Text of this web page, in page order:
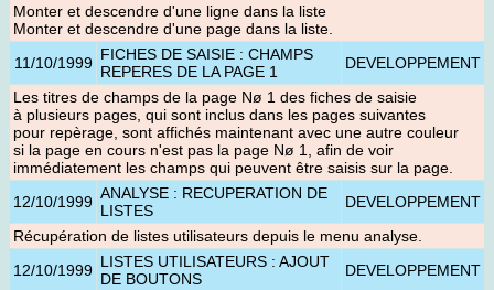
Monter et descendre d'une ligne dans la liste
Monter et descendre d'une page dans la liste.
11/10/1999 FICHES DE SAISIE : CHAMPS
REPERES DE LA PAGE 1
DEVELOPPEMENT
Les titres de champs de la page Nø 1 des fiches de saisie
à plusieurs pages, qui sont inclus dans les pages suivantes
pour repèrage, sont affichés maintenant avec une autre couleur
si la page en cours n'est pas la page Nø 1, afin de voir
immédiatement les champs qui peuvent être saisis sur la page.
12/10/1999 ANALYSE : RECUPERATION DE
LISTES
DEVELOPPEMENT
Récupération de listes utilisateurs depuis le menu analyse.
12/10/1999 LISTES UTILISATEURS : AJOUT
DE BOUTONS
DEVELOPPEMENT